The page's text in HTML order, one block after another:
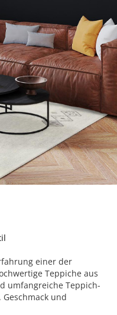
einer der
Teppiche aus
umfangreiche Teppich-
und